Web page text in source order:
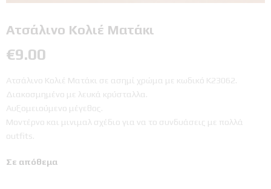
Ατσάλινο Κολιέ Ματάκι
€9.00
Ατσάλινο Κολιέ Ματάκι σε ασημί χρώμα με κωδικό Κ23062.
Διακοσμημένο με λευκά κρύσταλλα.
Αυξομειούμενο μέγεθος.
Μοντέρνο και μινιμαλ σχέδιο για να το συνδυάσεις με πολλά
outfits.
Σε απόθεμα